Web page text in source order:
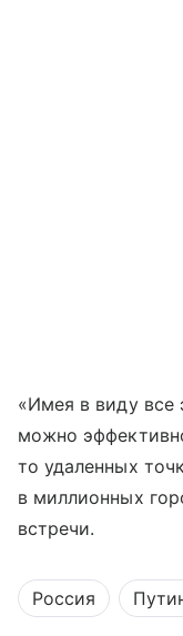
«Имея в виду все
можно
то удаленных
в миллионных
встречи.
Россия